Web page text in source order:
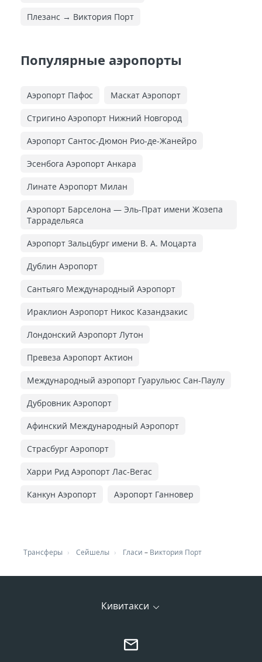
Плезанс → Виктория Порт
Популярные аэропорты
Аэропорт Пафос Маскат Аэропорт
Стригино Аэропорт Нижний Новгород
Аэропорт Сантос-Дюмон Рио-де-Жанейро
Эсенбога Аэропорт Анкара
Линате Аэропорт Милан
Аэропорт Барселона — Эль-Прат имени Жозепа
Таррадельяса
Аэропорт Зальцбург имени В. А. Моцарта
Дублин Аэропорт
Сантьяго Международный Аэропорт
Ираклион Аэропорт Никос Казандзакис
Лондонский Аэропорт Лутон
Превеза Аэропорт Актион
Международный аэропорт Гуарульюс Сан-Паулу
Дубровник Аэропорт
Афинский Международный Аэропорт
Страсбург Аэропорт
Харри Рид Аэропорт Лас-Вегас
Канкун Аэропорт Аэропорт Ганновер
Трансферы Сейшелы Гласи – Виктория Порт
Кивитакси